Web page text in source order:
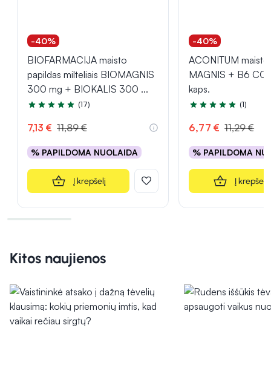
-40%
BIOFARMACIJA maisto
papildas milteliais BIOMAGNIS
300 mg + BIOKALIS 300 ...
Įvertinimas 4.7 iš 5
(17)
7,13 € 11,89 €
% PAPILDOMA NUOLAIDA
Į krepšelį
-40%
ACONITUM
MAGNIS + B6
kaps.
Įvertinimas 5.0 iš 5
(1)
6,77 € 11,29 €
% PAPILDOMA
Į krepšelį
Kitos naujienos